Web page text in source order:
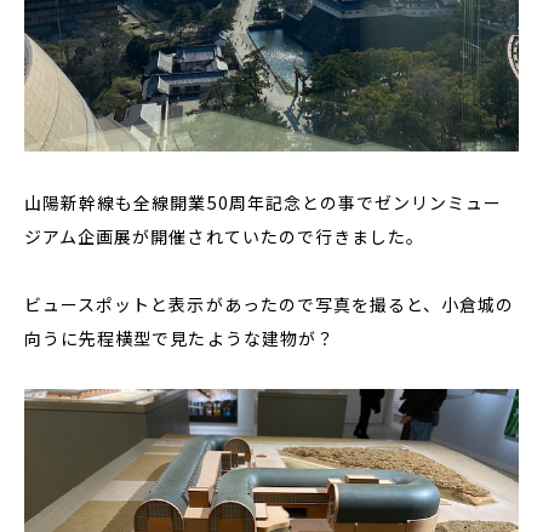
山陽新幹線も全線開業50周年記念との事でゼンリンミュー
ジアム企画展が開催されていたので行きました。
ビュースポットと表示があったので写真を撮ると、小倉城の
向うに先程横型で見たような建物が？